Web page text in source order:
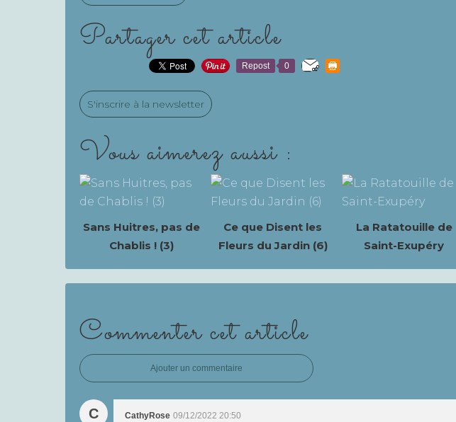
Partager cet article
Repost 0
S'inscrire à la newsletter
Vous aimerez aussi :
Sans Huitres, pas de
Chablis ! (3)
Ce que Disent les
Fleurs du Jardin (6)
La Ratatouille de
Saint-Exupéry
Commenter cet article
Ajouter un commentaire
C CathyRose 09/12/2022 20:50